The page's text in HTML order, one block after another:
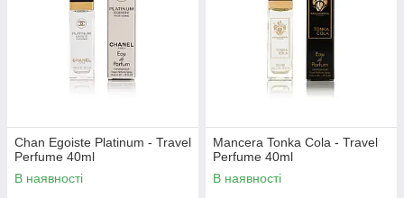
Chan Egoiste Platinum - Travel
Perfume 40ml
В наявності
Mancera Tonka Cola - Travel
Perfume 40ml
В наявності